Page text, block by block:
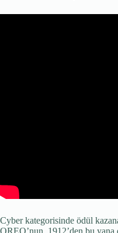
Cyber kategorisinde ödül
OREO’nun. 1912’den bu